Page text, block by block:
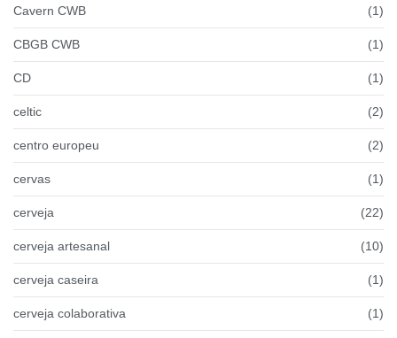
Cavern CWB (1)
CBGB CWB (1)
CD (1)
celtic (2)
centro europeu (2)
cervas (1)
cerveja (22)
cerveja artesanal (10)
cerveja caseira (1)
cerveja colaborativa (1)